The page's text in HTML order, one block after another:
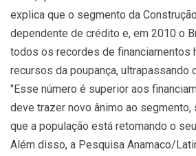
explica que o segmento da
dependente de crédito e, em 2010 o
todos os recordes de financiamentos
recursos da poupança, ultrapassando
"Esse número é superior aos
deve trazer novo ânimo ao segmento,
que a população está retomando o
Além disso, a Pesquisa Anamaco/